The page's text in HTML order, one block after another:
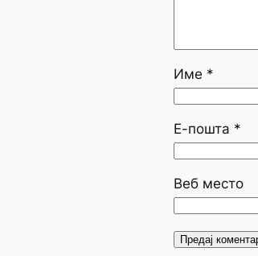
Име *
Е-пошта *
Веб место